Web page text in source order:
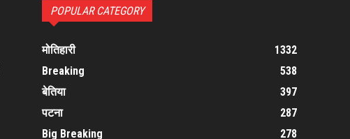
POPULAR CATEGORY
मोतिहारी
1332
Breaking
538
बेतिया
397
पटना
287
Big Breaking
278